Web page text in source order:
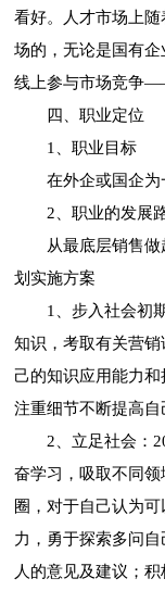
看好。人才市场上
场的，无论是国有
线上参与市场竞争
四、职业定位
1、职业目标
在外企或国企为
2、职业的发展
从最底层销售
划实施方案
1、步入社会初
知识，考取有关营
己的知识应用能力
注重细节不断提高自
2、立足社会：
奋学习，吸取不同
圈，对于自己认为
力，勇于探索多问
人的意见及建议；